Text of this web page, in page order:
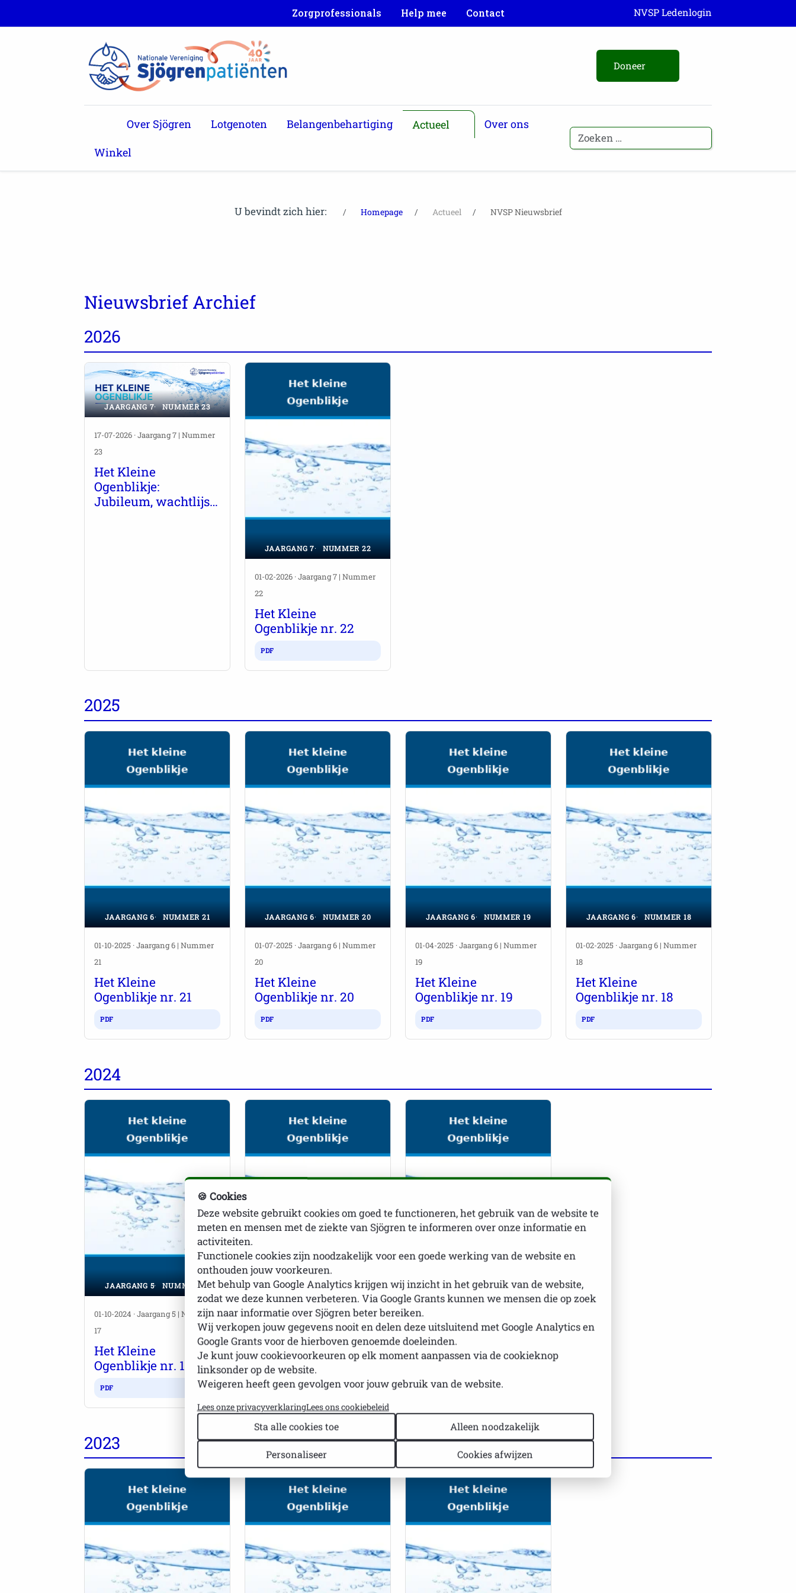
Zorgprofessionals Help mee Contact NVSP Ledenlogin
Doneer
Over Sjögren Lotgenoten Belangenbehartiging Actueel
Over ons
Winkel
U bevindt zich hier: Homepage Actueel NVSP Nieuwsbrief
Nieuwsbrief Archief
2026
JAARGANG 7 NUMMER 23
17-07-2026 · Jaargang 7 | Nummer
23
Het Kleine
Ogenblikje:
Jubileum, wachtlijst-
JAARGANG 7 NUMMER 22
01-02-2026 · Jaargang 7 | Nummer
22
Het Kleine
Ogenblikje nr. 22
PDF
2025
JAARGANG 6 NUMMER 21
01-10-2025 · Jaargang 6 | Nummer
21
Het Kleine
Ogenblikje nr. 21
PDF
JAARGANG 6 NUMMER 20
01-07-2025 · Jaargang 6 | Nummer
20
Het Kleine
Ogenblikje nr. 20
PDF
JAARGANG 6 NUMMER 19
01-04-2025 · Jaargang 6 | Nummer
19
Het Kleine
Ogenblikje nr. 19
PDF
JAARGANG 6 NUMMER 18
01-02-2025 · Jaargang 6 | Nummer
18
Het Kleine
Ogenblikje nr. 18
PDF
2024
JAARGANG 5 NUMMER 17
01-10-2024 · Jaargang 5 | Nummer
17
Het Kleine
Ogenblikje nr. 17
PDF
JAARGANG 5 NUMMER 16
01-07-2024 · Jaargang 5 | Nummer
16
Het Kleine
Ogenblikje nr. 16
PDF
JAARGANG 5 NUMMER 15
01-05-2024 · Jaargang 5 | Nummer
15
Het Kleine
Ogenblikje nr. 15
PDF
2023
🍪 Cookies
Deze website gebruikt cookies om goed te functioneren, het gebruik van de website te
meten en mensen met de ziekte van Sjögren te informeren over onze informatie en
activiteiten.
Functionele cookies zijn noodzakelijk voor een goede werking van de website en
onthouden jouw voorkeuren.
Met behulp van Google Analytics krijgen wij inzicht in het gebruik van de website,
zodat we deze kunnen verbeteren. Via Google Grants kunnen we mensen die op zoek
zijn naar informatie over Sjögren beter bereiken.
Wij verkopen jouw gegevens nooit en delen deze uitsluitend met Google Analytics en
Google Grants voor de hierboven genoemde doeleinden.
Je kunt jouw cookievoorkeuren op elk moment aanpassen via de cookieknop
linksonder op de website.
Weigeren heeft geen gevolgen voor jouw gebruik van de website.
Lees onze privacyverklaringLees ons cookiebeleid
Sta alle cookies toe Alleen noodzakelijk
Personaliseer Cookies afwijzen